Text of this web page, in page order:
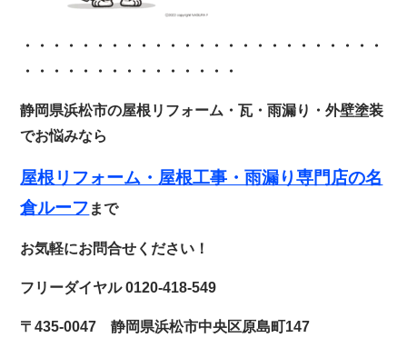
・・・・・・・・・・・・
・・・・・・・・・・・・・
・・・・・・・・・・・・・・・
静岡県浜松市の屋根リフォーム・瓦・雨漏り・外壁塗装
でお悩みなら
屋根リフォーム・ 屋根工事・雨漏り専門店の名
倉ルーフ まで
お気軽にお問合せください！
フリーダイヤル 0120-418-549
〒435-0047 静岡県浜松市中央区原島町147